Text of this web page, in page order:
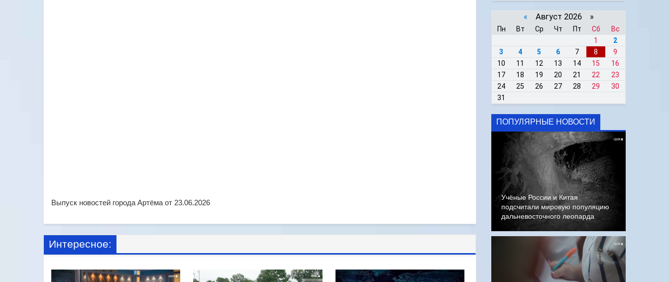
Выпуск новостей города Артёма от 23.06.2026
Интересное:
« Август 2026 »
Пн Вт Ср Чт Пт Сб
Вс
1
2
3
4 5 6 7 8
9
10
11 12 13 14 15
16
17
18 19 20 21 22
23
24
25 26 27 28 29
30
31
ПОПУЛЯРНЫЕ НОВОСТИ
Учёные России и Китая
подсчитали мировую популяцию
дальневосточного леопарда